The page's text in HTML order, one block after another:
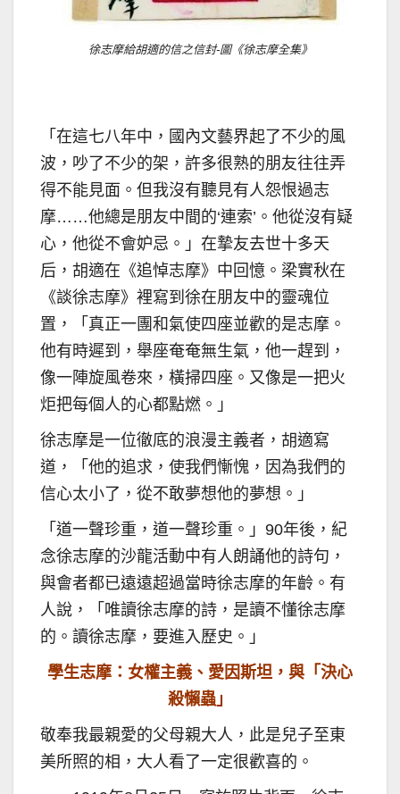
徐志摩給胡適的信之信封-圖《徐志摩全集》
「在這七八年中，國內文藝界起了不少的風
波，吵了不少的架，許多很熟的朋友往往弄
得不能見面。但我沒有聽見有人怨恨過志
摩……他總是朋友中間的‘連索’。他從沒有疑
心，他從不會妒忌。」在摯友去世十多天
后，胡適在《追悼志摩》中回憶。梁實秋在
《談徐志摩》裡寫到徐在朋友中的靈魂位
置，「真正一團和氣使四座並歡的是志摩。
他有時遲到，舉座奄奄無生氣，他一趕到，
像一陣旋風卷來，橫掃四座。又像是一把火
炬把每個人的心都點燃。」
徐志摩是一位徹底的浪漫主義者，胡適寫
道，「他的追求，使我們慚愧，因為我們的
信心太小了，從不敢夢想他的夢想。」
「道一聲珍重，道一聲珍重。」90年後，紀
念徐志摩的沙龍活動中有人朗誦他的詩句，
與會者都已遠遠超過當時徐志摩的年齡。有
人說，「唯讀徐志摩的詩，是讀不懂徐志摩
的。讀徐志摩，要進入歷史。」
學生志摩：女權主義、愛因斯坦，與「決心
殺懶蟲」
敬奉我最親愛的父母親大人，此是兒子至東
美所照的相，大人看了一定很歡喜的。